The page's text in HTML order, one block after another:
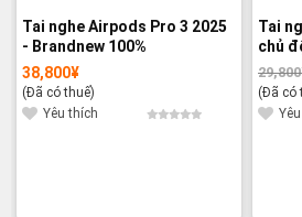
Tai nghe Airpods Pro 3 2025
- Brandnew 100%
38,800¥
(Đã có thuế)
Yêu thích
Tai
chủ
29,800
Giá
gốc
là:
Giá
hiện
tại
là:
28,800¥.
(Đã có